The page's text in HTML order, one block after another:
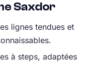
Saxdor
lignes tendues et
à steps, adaptées